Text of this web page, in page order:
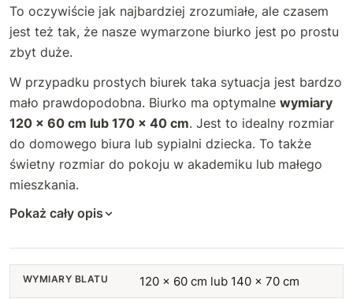
To oczywiście jak najbardziej zrozumiałe, ale czasem
jest też tak, że nasze wymarzone biurko jest po prostu
zbyt duże.
W przypadku prostych biurek taka sytuacja jest bardzo
mało prawdopodobna. Biurko ma optymalne wymiary
120 × 60 cm lub 170 × 40 cm. Jest to idealny rozmiar
do domowego biura lub sypialni dziecka. To także
świetny rozmiar do pokoju w akademiku lub małego
mieszkania.
Pokaż cały opis
WYMIARY BLATU 120 x 60 cm lub 140 x 70 cm